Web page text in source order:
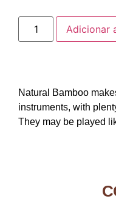
Adicionar
Natural Bamboo
instruments, with
They may be played